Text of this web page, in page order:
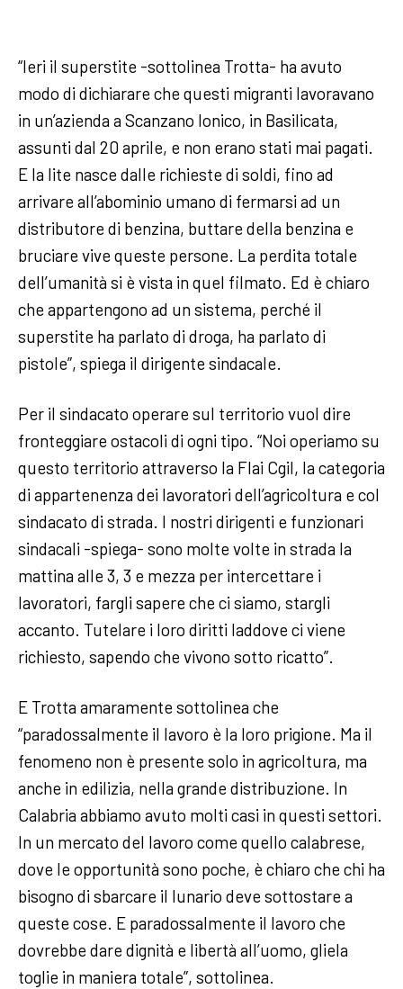
“Ieri il superstite -sottolinea Trotta- ha avuto
modo di dichiarare che questi migranti lavoravano
in un’azienda a Scanzano Ionico, in Basilicata,
assunti dal 20 aprile, e non erano stati mai pagati.
E la lite nasce dalle richieste di soldi, fino ad
arrivare all’abominio umano di fermarsi ad un
distributore di benzina, buttare della benzina e
bruciare vive queste persone. La perdita totale
dell’umanità si è vista in quel filmato. Ed è chiaro
che appartengono ad un sistema, perché il
superstite ha parlato di droga, ha parlato di
pistole”, spiega il dirigente sindacale.
Per il sindacato operare sul territorio vuol dire
fronteggiare ostacoli di ogni tipo. “Noi operiamo su
questo territorio attraverso la Flai Cgil, la categoria
di appartenenza dei lavoratori dell’agricoltura e col
sindacato di strada. I nostri dirigenti e funzionari
sindacali -spiega- sono molte volte in strada la
mattina alle 3, 3 e mezza per intercettare i
lavoratori, fargli sapere che ci siamo, stargli
accanto. Tutelare i loro diritti laddove ci viene
richiesto, sapendo che vivono sotto ricatto”.
E Trotta amaramente sottolinea che
“paradossalmente il lavoro è la loro prigione. Ma il
fenomeno non è presente solo in agricoltura, ma
anche in edilizia, nella grande distribuzione. In
Calabria abbiamo avuto molti casi in questi settori.
In un mercato del lavoro come quello calabrese,
dove le opportunità sono poche, è chiaro che chi ha
bisogno di sbarcare il lunario deve sottostare a
queste cose. E paradossalmente il lavoro che
dovrebbe dare dignità e libertà all’uomo, gliela
toglie in maniera totale”, sottolinea.